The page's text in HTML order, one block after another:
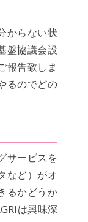
からない状
盤協議会設
報告致しま
るのでどの
サービスを
など）がオ
るかどうか
は興味深